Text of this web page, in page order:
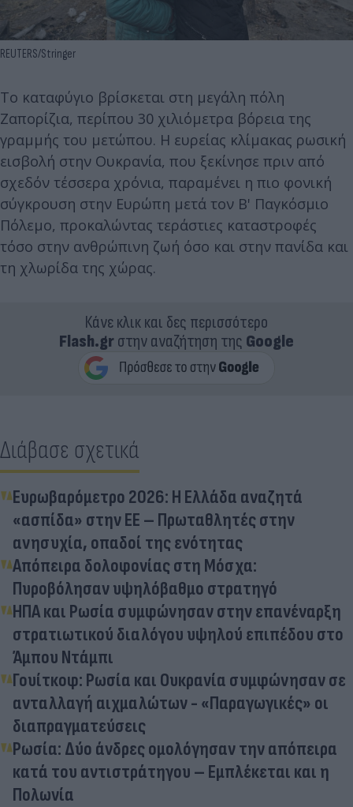
REUTERS/Stringer
Το καταφύγιο βρίσκεται στη μεγάλη πόλη
Ζαπορίζια, περίπου 30 χιλιόμετρα βόρεια της
γραμμής του μετώπου. Η ευρείας κλίμακας ρωσική
εισβολή στην Ουκρανία, που ξεκίνησε πριν από
σχεδόν τέσσερα χρόνια, παραμένει η πιο φονική
σύγκρουση στην Ευρώπη μετά τον Β' Παγκόσμιο
Πόλεμο, προκαλώντας τεράστιες καταστροφές
τόσο στην ανθρώπινη ζωή όσο και στην πανίδα και
τη χλωρίδα της χώρας.
Κάνε κλικ και δες περισσότερο
Flash.grστην αναζήτηση της Google
Διάβασε σχετικά
Ευρωβαρόμετρο 2026: Η Ελλάδα αναζητά
«ασπίδα» στην ΕΕ – Πρωταθλητές στην
ανησυχία, οπαδοί της ενότητας
Απόπειρα δολοφονίας στη Μόσχα:
Πυροβόλησαν υψηλόβαθμο στρατηγό
ΗΠΑ και Ρωσία συμφώνησαν στην επανέναρξη
στρατιωτικού διαλόγου υψηλού επιπέδου στο
Άμπου Ντάμπι
Γουίτκοφ: Ρωσία και Ουκρανία συμφώνησαν σε
ανταλλαγή αιχμαλώτων - «Παραγωγικές» οι
διαπραγματεύσεις
Ρωσία: Δύο άνδρες ομολόγησαν την απόπειρα
κατά του αντιστράτηγου – Εμπλέκεται και η
Πολωνία